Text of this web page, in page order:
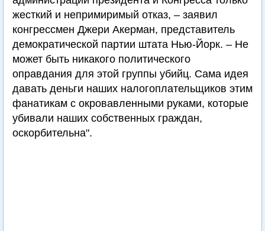
жесткий и непримиримый отказ, – заявил
конгрессмен Джери Акерман, представитель
демократической партии штата Нью-Йорк. – Не
может быть никакого политического
оправдания для этой группы убийц. Сама идея
давать деньги наших налогоплательщиков этим
фанатикам с окровавленными руками, которые
убивали наших собственных граждан,
оскорбительна".